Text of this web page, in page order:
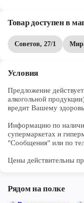
Товар доступен в
Советов, 27/1
Условия
Предложение
алкогольной
вредит Вашему
Информацию по
супермаркетах и
"Сообщения" или по
Цены действительны
Рядом на полке